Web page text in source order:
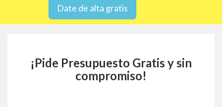
Date de alta gratis
¡Pide Presupuesto Gratis y sin
compromiso!